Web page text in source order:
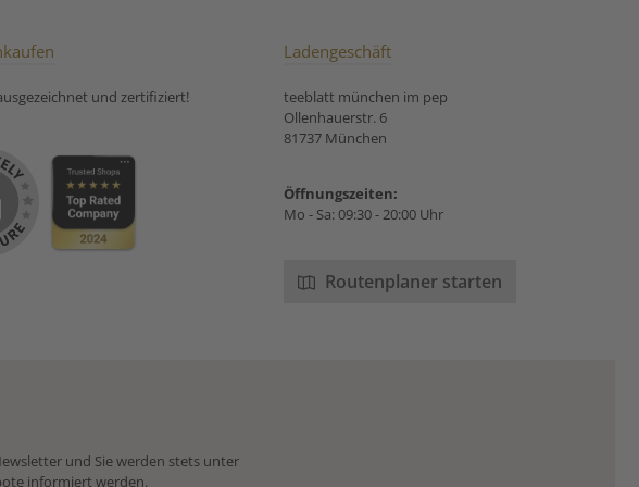
und zertifiziert!
Ladengeschäft
teeblatt münchen im pep
Ollenhauerstr. 6
81737 München
Öffnungszeiten:
Mo - Sa: 09:30 - 20:00 Uhr
Routenplaner starten
und Sie werden stets unter
informiert werden.